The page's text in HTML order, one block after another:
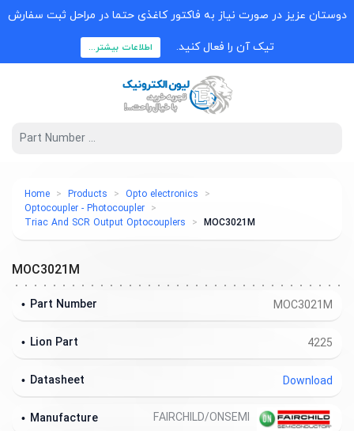
دوستان عزیز در صورت نیاز به فاکتور کاغذی حتما در مراحل ثبت سفارش
تیک آن را فعال کنید. اطلاعات بیشتر...
Home Products
Opto electronics
Optocoupler - Photocoupler
Triac And SCR Output Optocouplers
MOC3021M
MOC3021M
MOC3021M
Part Number
4225
Lion Part
Download
Datasheet
Manufacture